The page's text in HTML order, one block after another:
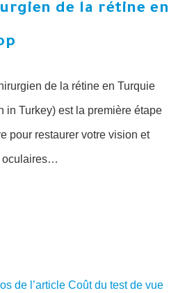
de la rétine en
de la rétine en Turquie
in Turkey) est la première étape
pour restaurer votre vision et
oculaires…